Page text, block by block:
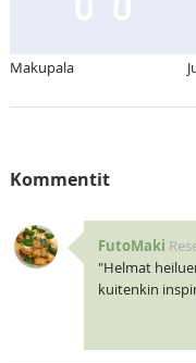
Makupala
Kommentit
FutoMaki
"Helmat
kuitenkin